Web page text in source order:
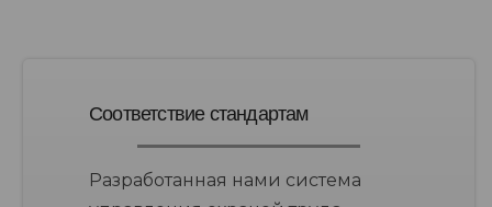
Соответствие стандартам
Разработанная нами система